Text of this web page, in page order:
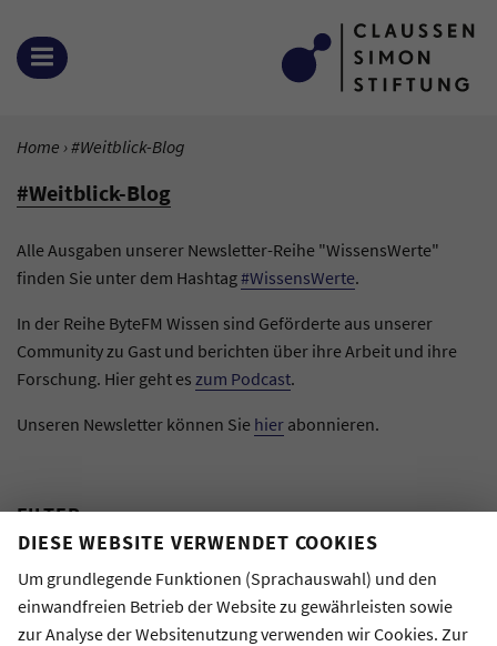
DIESE WEBSITE VERWENDET COOKIES
Um grundlegende Funktionen (Sprachauswahl) und den
einwandfreien Betrieb der Website zu gewährleisten sowie
zur Analyse der Websitenutzung verwenden wir Cookies. Zur
Zum Inhalt springen
MENÜ ÖFFNEN
SIE BEFINDEN SICH HIER:
Home Aktuelle Seite:
#Weitblick-Blog
#Weitblick-Blog
Alle Ausgaben unserer Newsletter-Reihe "WissensWerte"
finden Sie unter dem Hashtag#WissensWerte.
In der Reihe ByteFM Wissen sind Geförderte aus unserer
Community zu Gast und berichten über ihre Arbeit und ihre
Forschung. Hier geht es zum Podcast.
Unseren Newsletter können Sie hier abonnieren.
FILTER
Hier können Sie die Blogbeiträge nach Schlagworten filtern
und nach Autor:innen suchen.